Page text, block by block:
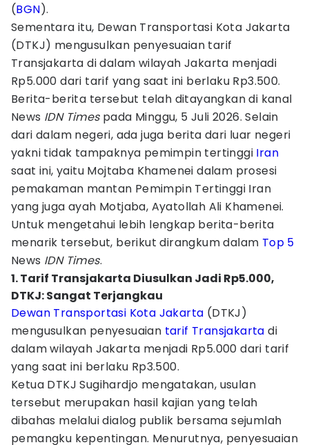
(BGN).
Sementara itu, Dewan Transportasi Kota Jakarta
(DTKJ) mengusulkan penyesuaian tarif
Transjakarta di dalam wilayah Jakarta menjadi
Rp5.000 dari tarif yang saat ini berlaku Rp3.500.
Berita-berita tersebut telah ditayangkan di kanal
News IDN Timespada Minggu, 5 Juli 2026. Selain
dari dalam negeri, ada juga berita dari luar negeri
yakni tidak tampaknya pemimpin tertinggi Iran
saat ini, yaitu Mojtaba Khamenei dalam prosesi
pemakaman mantan Pemimpin Tertinggi Iran
yang juga ayah Motjaba, Ayatollah Ali Khamenei.
Untuk mengetahui lebih lengkap berita-berita
menarik tersebut, berikut dirangkum dalam Top 5
News IDN Times.
1. Tarif Transjakarta Diusulkan Jadi Rp5.000,
DTKJ: Sangat Terjangkau
Dewan Transportasi Kota Jakarta (DTKJ)
mengusulkan penyesuaian tarif Transjakarta di
dalam wilayah Jakarta menjadi Rp5.000 dari tarif
yang saat ini berlaku Rp3.500.
Ketua DTKJ Sugihardjo mengatakan, usulan
tersebut merupakan hasil kajian yang telah
dibahas melalui dialog publik bersama sejumlah
pemangku kepentingan. Menurutnya, penyesuaian